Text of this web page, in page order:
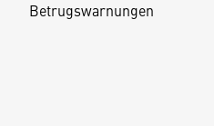
Betrugswarnungen